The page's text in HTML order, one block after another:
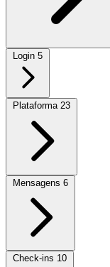
Login 5
Plataforma 23
Mensagens 6
Check-ins 10